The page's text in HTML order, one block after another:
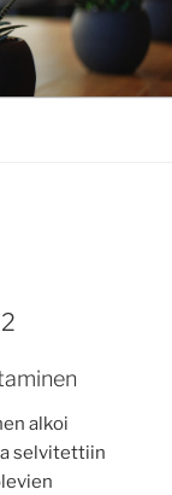
alkoi
selvitettiin